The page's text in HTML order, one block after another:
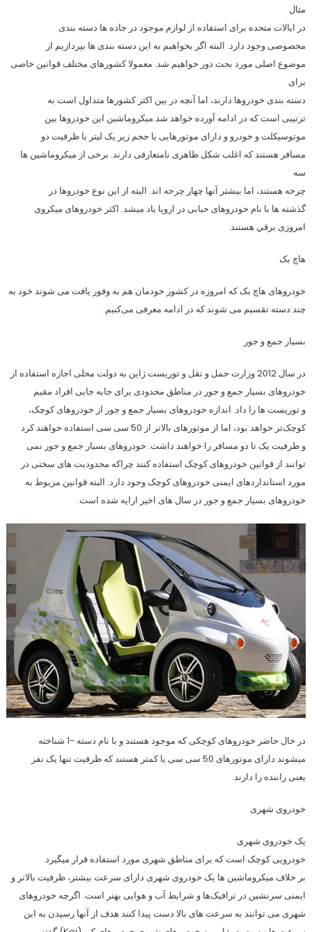
مثال
در ایالات متحده برای استفاده از لوازم موجود در جاده ها دسته بندی
مخصوصی وجود دارد. البته اگر بخواهیم به این دسته بندی ها بپردازیم از
موضوع اصلی مورد بحث دور خواهیم شد. معمولا کشورهای مختلف قوانین خاصی
برای
دسته بندی خودروها دارند، اما آنچه در بین اکثر کشورها متداول است به
ترتیبی است که در ادامه آورده خواهد شد.میکروماشین این خودروها بین
موتوسیکلت و خودرو و دارای موتورهایی با حجم زیر یک لیتر با ظرفیت دو
مسافر هستند که اغلب شکل ظاهری نامتعارفی دارند. برخی از میکروماشین ها
سه
چرخه هستند، اما بیشتر آنها چهار چرخه اند. البته از این نوع خودروها در
گذشته ها با نام خودروهای حبابی در اروپا یاد میشد. اکثر خودروهای میکروی
امروزی برقي هستند.
هاچ بک
خودروهای هاچ بک که امروزه در کشور خودمان هم به وفور یافت می شوند خود به
چند دسته تقسیم می شوند که در ادامه معرفی می‌کنیم.
بسیار جمع و جور
در سال 2012 وزارت حمل و نقل و توریست ژاپن به دولت محلی اجازه استفاده از
خودروهای بسیار جمع و جور در مناطق محدودی برای جابه جایی افراد مقیم
و توریست ها را داد. اندازه خودروهای بسیار جمع و جور از خودروهای کوچک،
کوچک‌تر خواهد بود، اما از موتورهای بالاتر از 50 سی سی استفاده خواهند کرد
و ظرفیت یک تا دو مسافر را خواهند داشت. خودروهای بسیار جمع و جور نمی
توانند از قوانین خودروهای کوچک استفاده کنند چراکه محدودیت های سختی در
مورد استانداردهای ایمنی خودروهای کوچک وجود دارد. البته قوانین مربوط به
خودروهای بسیار جمع و جور در سال های اخیر ارایه شده است.
در حال حاضر خودروهای کوچکی که موجود هستند و با نام دسته -1 شناخته
میشوند دارای موتورهای 50 سی سی یا کمتر هستند که ظرفیت تنها یک نفر
یعنی راننده را دارند.
خودروی شهری
یک خودروی شهری
خودرویی کوچک است که برای مناطق شهری مورد استفاده قرار میگیرد.
بر خلاف میکروماشین ها یک خودروی شهری دارای سرعت بیشتر، ظرفیت بالاتر و
ایمنی سرنشین در ترافیک‌ها و شرایط آب و هوایی بهتر است. اگرچه خودروهای
شهری می توانند به سرعت های بالا دست پیدا کنند هدف از آنها رسیدن به این